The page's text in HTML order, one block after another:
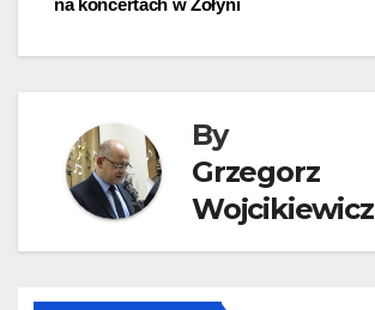
By
Grzegorz
Wojcikiewicz